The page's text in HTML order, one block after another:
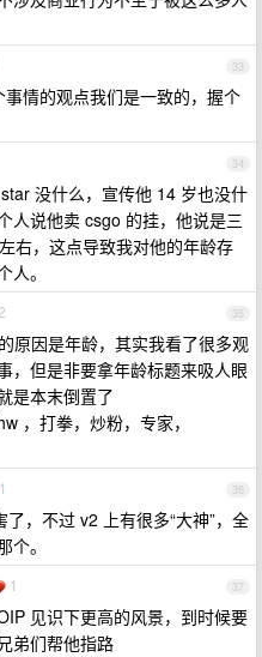
33
情的观点我们是一致的，握个
34
没什么，宣传他 14 岁也没什
人说他卖 csgo 的挂，他说是三
右，这点导致我对他的年龄存
。
35
原因是年龄，其实我看了很多观
，但是非要拿年龄标题来吸人眼
是本末倒置了
，打拳，炒粉，专家，
36
1
，不过 v2 上有很多“大神”，全
。
37
1
见识下更高的风景，到时候要
弟们帮他指路